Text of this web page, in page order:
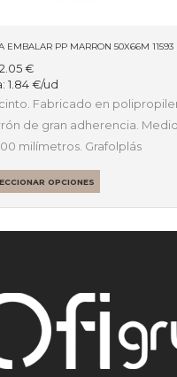
EMBALAR PP MARRON 50X66M 11593
2.05 €
1.84 €/ud
Fabricado en
de gran adherencia.
milímetros. Grafolplás
OPCIONES